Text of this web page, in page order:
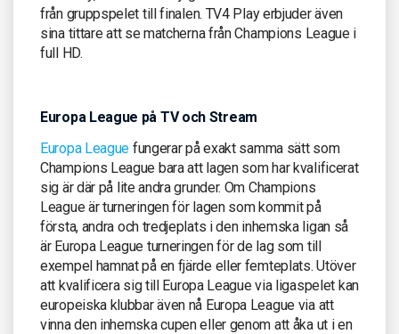
från gruppspelet till finalen. TV4 Play erbjuder även
sina tittare att se matcherna från Champions League i
full HD.
Europa League på TV och Stream
Europa League fungerar på exakt samma sätt som
Champions League bara att lagen som har kvalificerat
sig är där på lite andra grunder. Om Champions
League är turneringen för lagen som kommit på
första, andra och tredjeplats i den inhemska ligan så
är Europa League turneringen för de lag som till
exempel hamnat på en fjärde eller femteplats. Utöver
att kvalificera sig till Europa League via ligaspelet kan
europeiska klubbar även nå Europa League via att
vinna den inhemska cupen eller genom att åka ut i en